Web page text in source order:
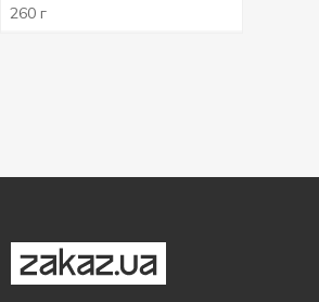
260 г